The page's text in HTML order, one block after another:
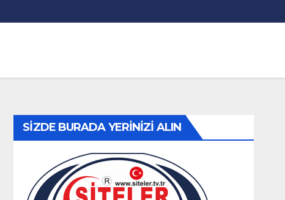
SİZDE BURADA YERİNİZİ ALIN